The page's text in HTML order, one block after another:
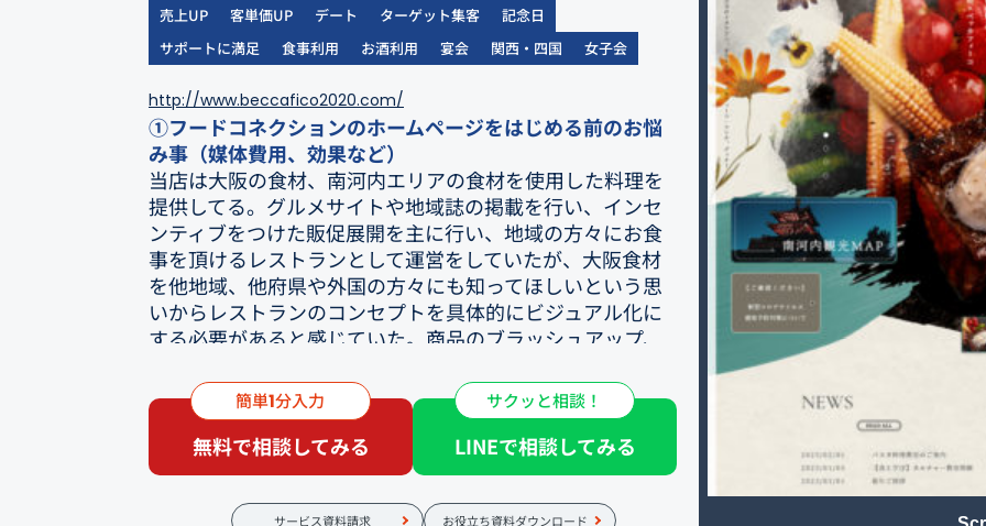
売上UP 客単価UP デート ターゲット集客
記念日
サポートに満足
食事利用 お酒利用 宴会 関西・四国 女子会
http://www.beccafico2020.com/
①フードコネクションのホームページをはじめる前のお悩
み事（媒体費用、効果など）
当店は大阪の食材、南河内エリアの食材を使用した料理を
提供してる。グルメサイトや地域誌の掲載を行い、インセ
ンティブをつけた販促展開を主に行い、地域の方々にお食
事を頂けるレストランとして運営をしていたが、大阪食材
を他地域、他府県や外国の方々にも知ってほしいという思
いからレストランのコンセプトを具体的にビジュアル化に
する必要があると感じていた。商品のブラッシュアップ、
を明確にした一皿をて提供していきたいと考えていた。
②他社販促物に対する満足度、課題
グルメサイトについては満足している。予約を行う手段は
グルメサイトからの流入が多い為。ただ、レストランのコ
簡単1分入力
無料で相談してみる
サクッと相談！
LINEで相談してみる
サービス資料請求 お役立ち資料ダウンロード